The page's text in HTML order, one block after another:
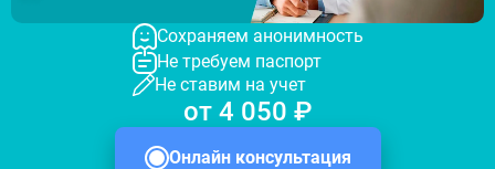
Сохраняем анонимность
Не требуем паспорт
Не ставим на учет
Онлайн консультация
от 4 050 ₽